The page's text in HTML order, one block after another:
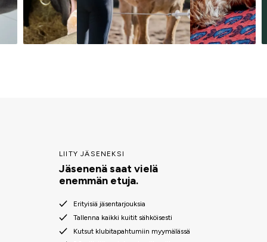
LIITY JÄSENEKSI
Jäsenenä saat vielä
enemmän etuja.
Erityisiä jäsentarjouksia
Tallenna kaikki kuitit sähköisesti
Kutsut klubitapahtumiin myymälässä